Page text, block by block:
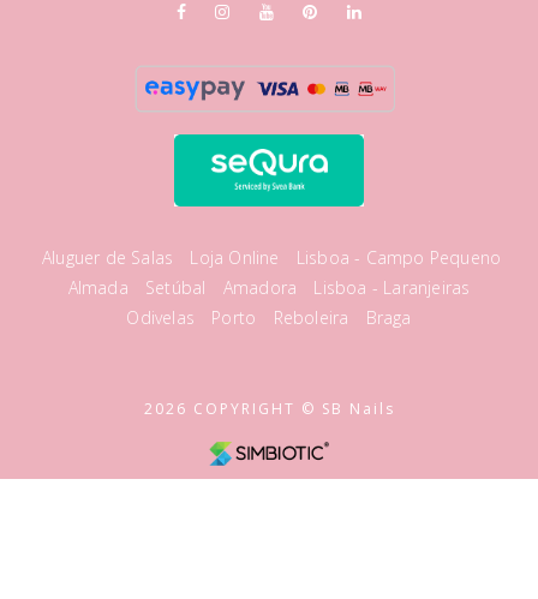
Aluguer de Salas Loja Online
Lisboa - Campo Pequeno
Almada
Setúbal Amadora
Lisboa - Laranjeiras
Odivelas
Porto Reboleira Braga
2026 COPYRIGHT © SB Nails